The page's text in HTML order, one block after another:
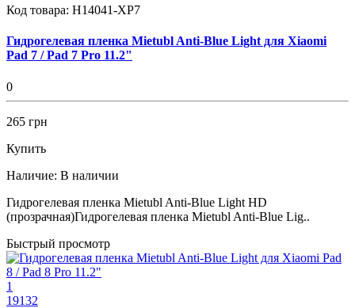
Код товара: H14041-XP7
Гидрогелевая пленка Mietubl Anti-Blue Light для Xiaomi
Pad 7 / Pad 7 Pro 11.2"
0
265 грн
Купить
Наличие: В наличии
Гидрогелевая пленка Mietubl Anti-Blue Light HD
(прозрачная)Гидрогелевая пленка Mietubl Anti-Blue Lig..
Быстрый просмотр
1
19132